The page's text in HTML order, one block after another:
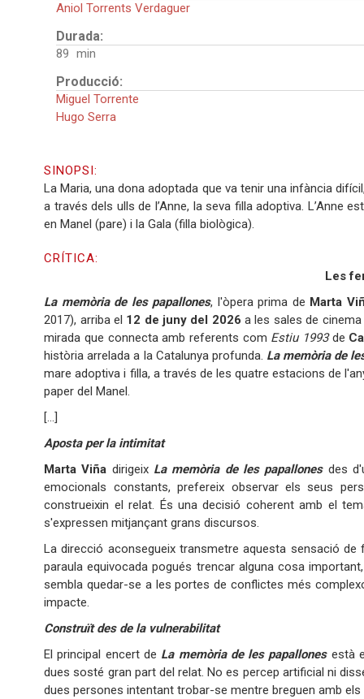
Aniol Torrents Verdaguer
Durada:
89
Producció:
Miguel Torrente
Hugo Serra
SINOPSI:
La Maria, una dona adoptada que va tenir una infància
a través dels ulls de l’Anne, la seva filla adoptiva. L’Anne
en Manel (pare) i la Gala (filla biològica).
CRÍTICA:
Les
La memòria de les papallones, l'òpera prima de Marta
2017), arriba el 12 de juny del 2026 a les sales de
mirada que connecta amb referents com Estiu 1993de
història arrelada a la Catalunya profunda. La memòria de
mare adoptiva i filla, a través de les quatre estacions de
paper del Manel.
[...]
Aposta per la intimitat
Marta Viña dirigeix ​​ La memòria de les papallonesdes
emocionals constants, prefereix observar els seus
construeixin el relat. És una decisió coherent amb el
s'expressen mitjançant grans discursos.
La direcció aconsegueix transmetre aquesta sensació
paraula equivocada pogués trencar alguna cosa
sembla quedar-se a les portes de conflictes més
impacte.
Construït des de la vulnerabilitat
El principal encert de La memòria de les papallonesestà
dues sosté gran part del relat. No es percep artificial ni
dues persones intentant trobar-se mentre breguen amb